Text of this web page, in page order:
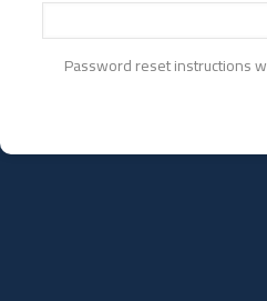
Password reset instructions